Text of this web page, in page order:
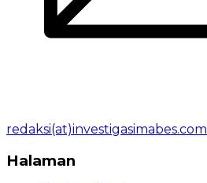
redaksi(at)investigasimabes.com
Halaman